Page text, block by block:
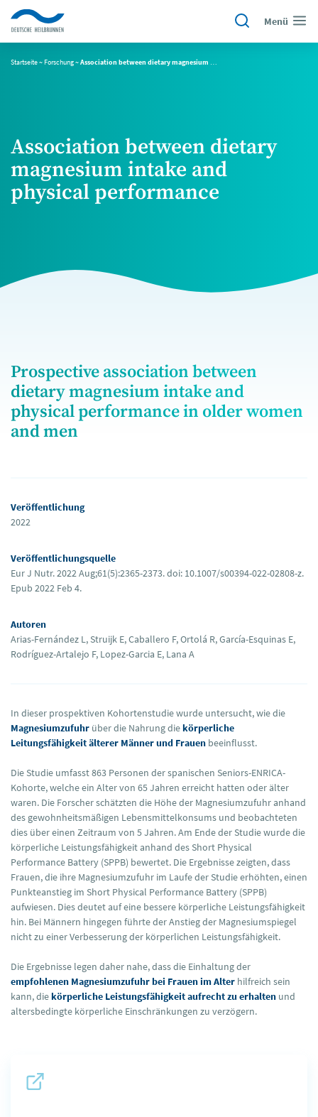
Menü
Startseite~Forschung~Association between dietary magnesium intake and physical performance
Association between dietary
magnesium intake and
physical performance
Prospective association between
dietary magnesium intake and
physical performance in older women
and men
Veröffentlichung
2022
Veröffentlichungsquelle
Eur J Nutr. 2022 Aug;61(5):2365-2373. doi: 10.1007/s00394-022-02808-z.
Epub 2022 Feb 4.
Autoren
Arias-Fernández L, Struijk E, Caballero F, Ortolá R, García-Esquinas E,
Rodríguez-Artalejo F, Lopez-Garcia E, Lana A
In dieser prospektiven Kohortenstudie wurde untersucht, wie die
Magnesiumzufuhr über die Nahrung diekörperliche
Leitungsfähigkeit älterer Männer und Frauen beeinflusst.
Die Studie umfasst 863 Personen der spanischen Seniors-ENRICA-
Kohorte, welche ein Alter von 65 Jahren erreicht hatten oder älter
waren. Die Forscher schätzten die Höhe der Magnesiumzufuhr anhand
des gewohnheitsmäßigen Lebensmittelkonsums und beobachteten
dies über einen Zeitraum von 5 Jahren. Am Ende der Studie wurde die
körperliche Leistungsfähigkeit anhand des Short Physical
Performance Battery (SPPB) bewertet. Die Ergebnisse zeigten, dass
Frauen, die ihre Magnesiumzufuhr im Laufe der Studie erhöhten, einen
Punkteanstieg im Short Physical Performance Battery (SPPB)
aufwiesen. Dies deutet auf eine bessere körperliche Leistungsfähigkeit
hin. Bei Männern hingegen führte der Anstieg der Magnesiumspiegel
nicht zu einer Verbesserung der körperlichen Leistungsfähigkeit.
Die Ergebnisse legen daher nahe, dass die Einhaltung der
empfohlenen Magnesiumzufuhr bei Frauen im Alter hilfreich sein
kann, diekörperliche Leistungsfähigkeit aufrecht zu erhalten und
altersbedingte körperliche Einschränkungen zu verzögern.